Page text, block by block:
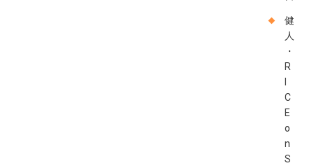
健
人
・
R
C
E
o
n
S